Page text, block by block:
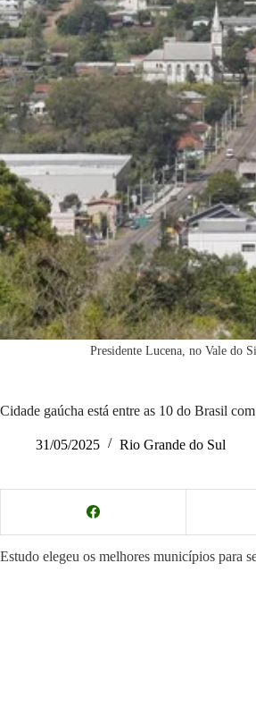
Presidente Lucena, no Vale do
Cidade gaúcha está entre as 10 do Brasil
31/05/2025 Rio Grande do Sul
Estudo elegeu os melhores municípios para